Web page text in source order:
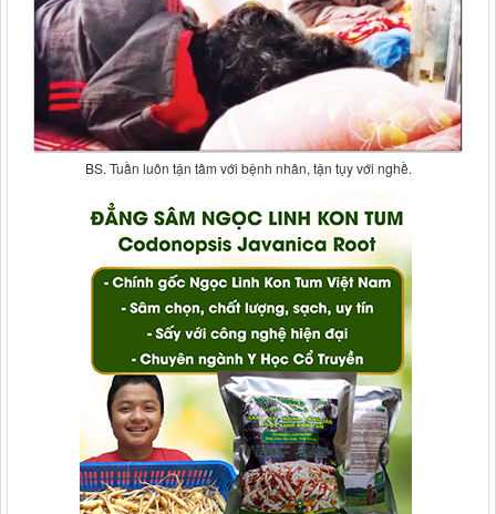
BS. Tuần luôn tận tâm với bệnh nhân, tận tụy với nghề.